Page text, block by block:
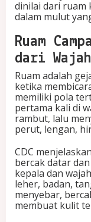
dinilai dari ruam
dalam mulut
Ruam
dari Wajah
Ruam adalah
ketika
memiliki pola
pertama kali di
rambut, lalu
perut, lengan,
CDC
bercak datar
kepala dan
leher, badan,
menyebar,
membuat kulit